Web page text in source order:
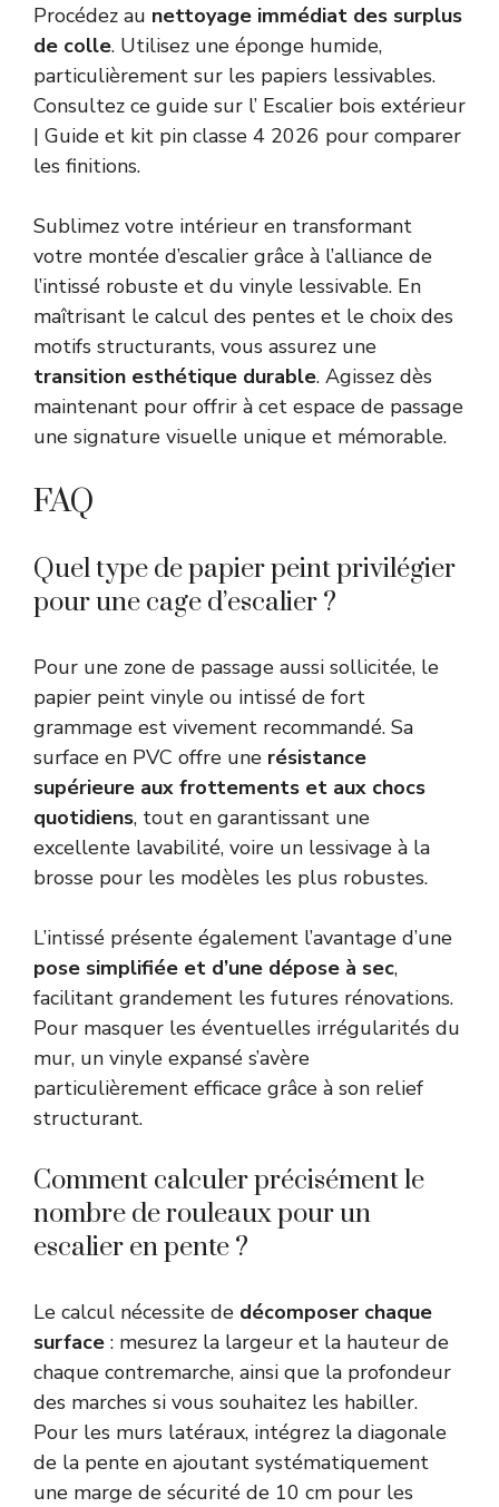
Procédez au nettoyage immédiat des surplus
de colle. Utilisez une éponge humide,
particulièrement sur les papiers lessivables.
Consultez ce guide sur l’ Escalier bois extérieur
| Guide et kit pin classe 4 2026 pour comparer
les finitions.
Sublimez votre intérieur en transformant
votre montée d’escalier grâce à l’alliance de
l’intissé robuste et du vinyle lessivable. En
maîtrisant le calcul des pentes et le choix des
motifs structurants, vous assurez une
transition esthétique durable. Agissez dès
maintenant pour offrir à cet espace de passage
une signature visuelle unique et mémorable.
FAQ
Quel type de papier peint privilégier
pour une cage d’escalier ?
Pour une zone de passage aussi sollicitée, le
papier peint vinyle ou intissé de fort
grammage est vivement recommandé. Sa
surface en PVC offre une résistance
supérieure aux frottements et aux chocs
quotidiens, tout en garantissant une
excellente lavabilité, voire un lessivage à la
brosse pour les modèles les plus robustes.
L’intissé présente également l’avantage d’une
pose simplifiée et d’une dépose à sec,
facilitant grandement les futures rénovations.
Pour masquer les éventuelles irrégularités du
mur, un vinyle expansé s’avère
particulièrement efficace grâce à son relief
structurant.
Comment calculer précisément le
nombre de rouleaux pour un
escalier en pente ?
Le calcul nécessite de décomposer chaque
surface : mesurez la largeur et la hauteur de
chaque contremarche, ainsi que la profondeur
des marches si vous souhaitez les habiller.
Pour les murs latéraux, intégrez la diagonale
de la pente en ajoutant systématiquement
une marge de sécurité de 10 cm pour les